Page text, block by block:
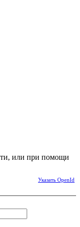
или при помощи
Указать OpenId